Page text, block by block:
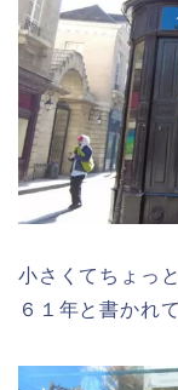
小さくてちょっ
６１年と書かれ